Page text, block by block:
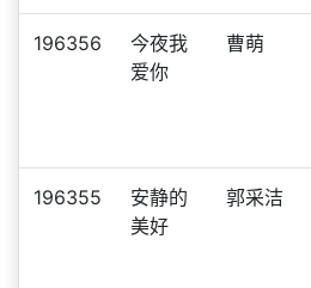
196356
今夜我
爱你
曹萌
196355
安静的
美好
郭采洁